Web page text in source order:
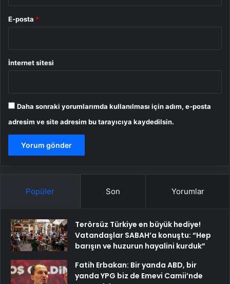
E-posta *
İnternet sitesi
Daha sonraki yorumlarımda kullanılması için adım, e-posta
adresim ve site adresim bu tarayıcıya kaydedilsin.
Popüler Son Yorumlar
Terörsüz Türkiye en büyük hediye!
Vatandaşlar SABAH’a konuştu: “Hep
barışın ve huzurun hayalini kurduk”
Fatih Erbakan: Bir yanda ABD, bir
yanda YPG biz de Emevi Camii’nde